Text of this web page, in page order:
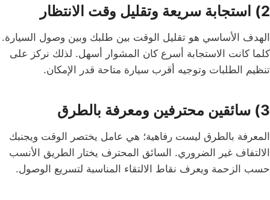
2) استجابة سريعة وتقليل وقت الانتظار
الهدف الأساسي هو تقليل الوقت بين طلبك وبين وصول السيارة.
كلما كانت الاستجابة أسرع كان المشوار أسهل. لذلك نركز على
تنظيم الطلبات وتوجيه أقرب سيارة متاحة قدر الإمكان.
3) سائقين محترفين ومعرفة بالطرق
المعرفة بالطرق ليست رفاهية؛ هي عامل يختصر الوقت ويجنبك
الالتفاف غير الضروري. السائق المحترف يختار الطريق الأنسب
حسب الزحمة ويعرف نقاط الالتقاء المناسبة لتسريع الوصول.